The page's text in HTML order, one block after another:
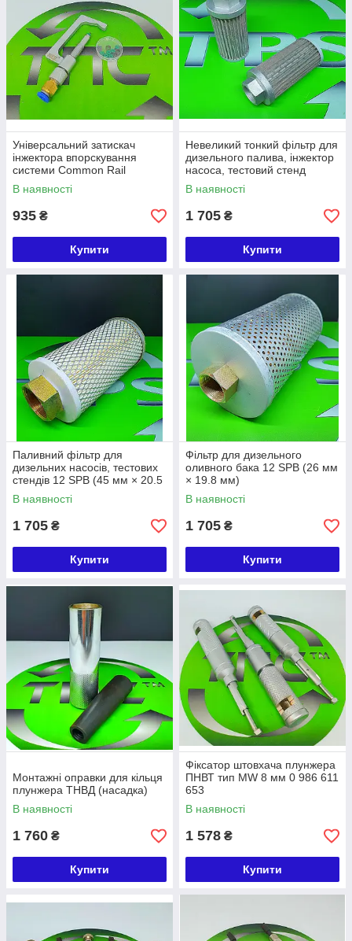
Універсальний затискач
інжектора впорскування
системи Common Rail
В наявності
935 ₴
Купити
Невеликий тонкий фільтр для
дизельного палива, інжектор
насоса, тестовий стенд
В наявності
1 705 ₴
Купити
Паливний фільтр для
дизельних насосів, тестових
стендів 12 SPB (45 мм × 20.5
мм)
В наявності
1 705 ₴
Купити
Фільтр для дизельного
оливного бака 12 SPB (26 мм
× 19.8 мм)
В наявності
1 705 ₴
Купити
Монтажні оправки для кільця
плунжера ТНВД (насадка)
В наявності
1 760 ₴
Купити
Фіксатор штовхача плунжера
ПНВТ тип MW 8 мм 0 986 611
653
В наявності
1 578 ₴
Купити